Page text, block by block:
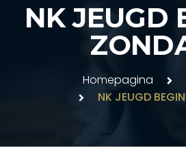
NK JEUGD
Homepagina
NK JEUGD